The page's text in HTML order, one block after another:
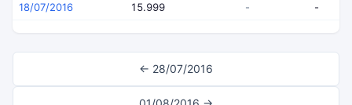
18/07/2016 15.999 - -
← 28/07/2016